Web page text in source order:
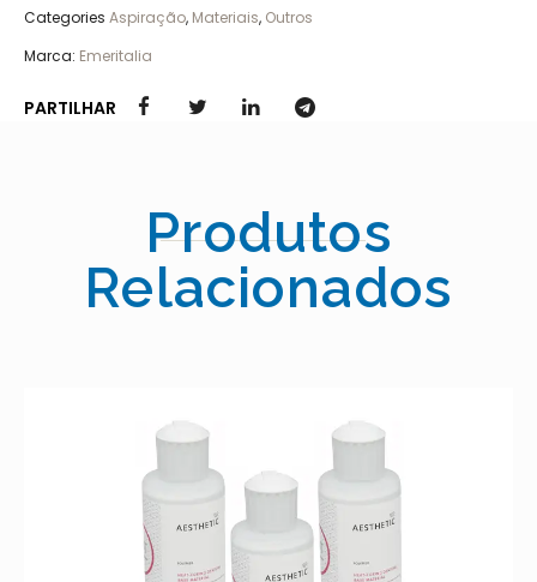
Categories Aspiração, Materiais, Outros
Marca: Emeritalia
PARTILHAR
Produtos
Relacionados